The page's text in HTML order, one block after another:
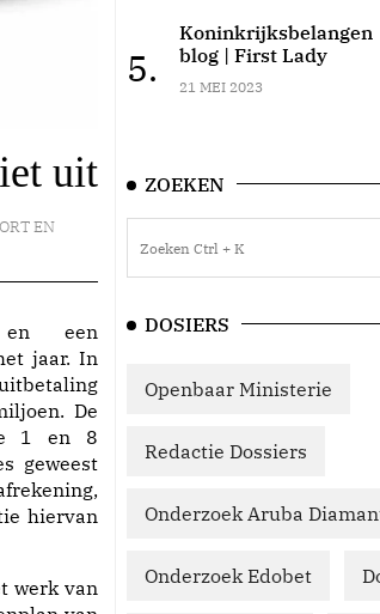
uit
EN
en een
jaar. In
De
1 en 8
geweest
hiervan
werk van
5.
Koninkrijksbelangen
blog | First Lady
21 MEI 2023
ZOEKEN
DOSIERS
Openbaar Ministerie
Redactie Dossiers
Onderzoek Aruba
Onderzoek Edobet